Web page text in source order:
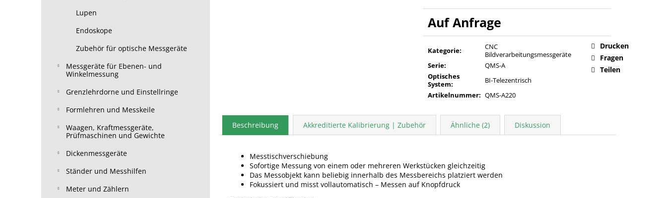
Lupen
Endoskope
Zubehör für optische Messgeräte
Messgeräte für Ebenen- und
Winkelmessung
Grenzlehrdorne und Einstellringe
Formlehren und Messkeile
Waagen, Kraftmessgeräte,
Prüfmaschinen und Gewichte
Dickenmessgeräte
Ständer und Messhilfen
Meter und Zählern
Kategorie:
CNC
Bildverarbeitungsmessgeräte
Serie:
QMS-A
Optisches
System:
BI-Telezentrisch
Artikelnummer: QMS-A220
Drucken
Fragen
Teilen
Beschreibung Akkreditierte Kalibrierung | Zubehör Ähnliche (2) Diskussion
Messtischverschiebung
Sofortige Messung von einem oder mehreren Werkstücken gleichzeitig
Das Messobjekt kann beliebig innerhalb des Messbereichs platziert werden
Fokussiert und misst vollautomatisch – Messen auf Knopfdruck